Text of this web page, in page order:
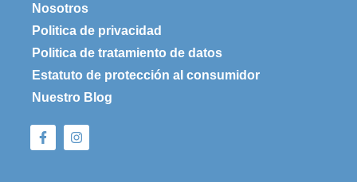
Nosotros
Politica de privacidad
Politica de tratamiento de datos
Estatuto de protección al consumidor
Nuestro Blog